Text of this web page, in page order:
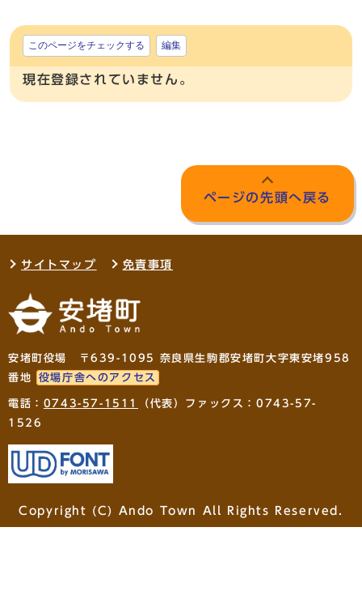
このページをチェックする 編集
現在登録されていません。
ページの先頭へ戻る
サイトマップ 免責事項
安堵町役場 〒639-1095 奈良県生駒郡安堵町大字東安堵958
番地
役場庁舎へのアクセス
電話： 0743-57-1511
（代表）ファックス：0743-57-
1526
Copyright (C) Ando Town All Rights Reserved.